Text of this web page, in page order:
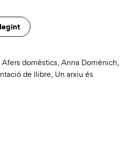
Afers domèstics, Anna Domènich,
de llibre, Un arxiu és